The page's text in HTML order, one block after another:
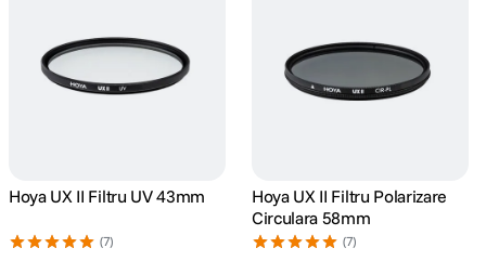
7. card memorie
Hoya UX II Filtru UV 43mm
(7)
Hoya UX II Filtru Polarizare
Circulara 58mm
(7)